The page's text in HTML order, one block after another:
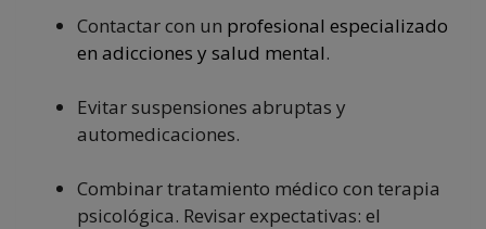
Contactar con un profesional especializado
en adicciones y salud mental.
Evitar suspensiones abruptas y
automedicaciones.
Combinar tratamiento médico con terapia
psicológica. Revisar expectativas: el